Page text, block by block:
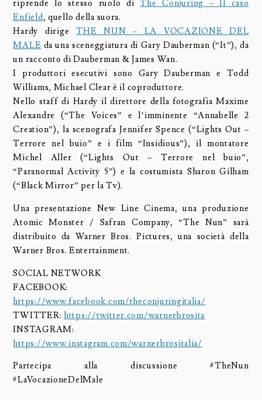
riprende lo stesso ruolo diThe Conjuring – Il caso
Enfield, quello della suora.
Hardy dirigeTHE NUN – LA VOCAZIONE DEL
MALE da una sceneggiatura di Gary Dauberman (“It”), da
un racconto di Dauberman & James Wan.
I produttori esecutivi sono Gary Dauberman e Todd
Williams, Michael Clear è il coproduttore.
Nello staff di Hardy il direttore della fotografia Maxime
Alexandre (“The Voices” e l’imminente “Annabelle 2
Creation”), la scenografa Jennifer Spence (“Lights Out –
Terrore nel buio” e i film “Insidious”), il montatore
Michel Aller (“Lights Out – Terrore nel buio”,
“Paranormal Activity 5”) e la costumista Sharon Gilham
(“Black Mirror” per la Tv).
Una presentazione New Line Cinema, una produzione
Atomic Monster / Safran Company, “The Nun” sarà
distribuito da Warner Bros. Pictures, una società della
Warner Bros. Entertainment.
SOCIAL NETWORK
FACEBOOK:
https://www.facebook.com/theconjuringitalia/
TWITTER:https://twitter.com/warnerbrosita
INSTAGRAM:
https://www.instagram.com/warnerbrositalia/
Partecipa alla discussione #TheNun
#LaVocazioneDelMale